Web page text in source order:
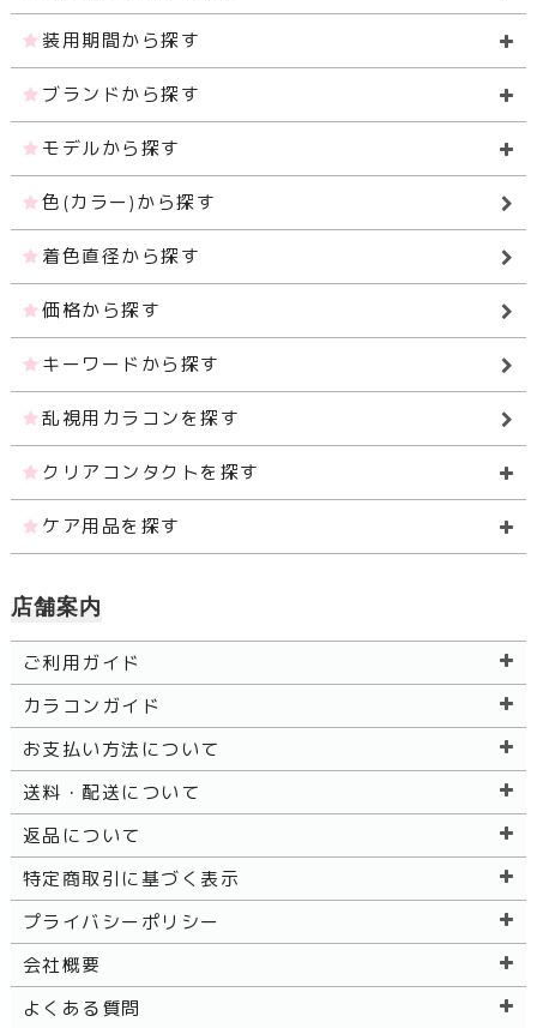
装用期間から探す
ブランドから探す
モデルから探す
色(カラー)から探す
着色直径から探す
価格から探す
キーワードから探す
乱視用カラコンを探す
クリアコンタクトを探す
ケア用品を探す
店舗案内
ご利用ガイド
カラコンガイド
お支払い方法について
送料・配送について
返品について
特定商取引に基づく表示
プライバシーポリシー
会社概要
よくある質問